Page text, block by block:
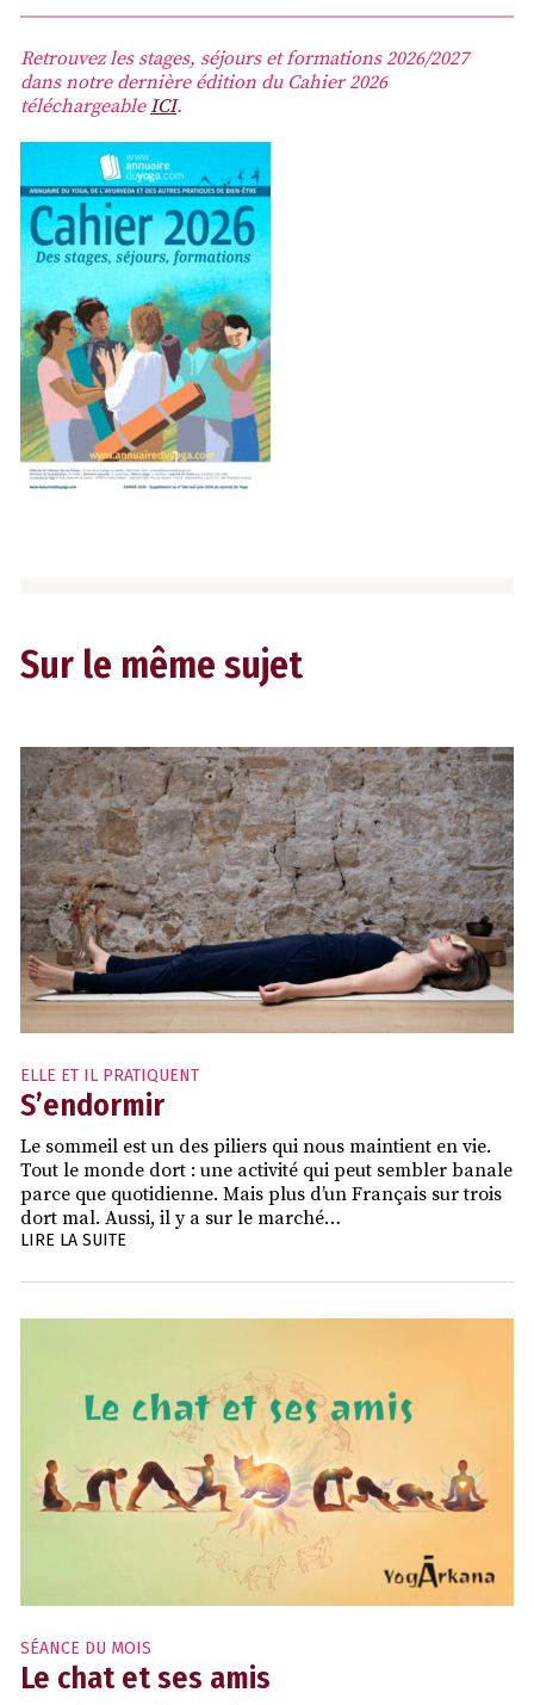
Retrouvez les stages, séjours et formations 2026/2027
dans notre dernière édition du Cahier 2026
téléchargeableICI.
Sur le même sujet
ELLE ET IL PRATIQUENT
S’endormir
Le sommeil est un des piliers qui nous maintient en vie.
Tout le monde dort : une activité qui peut sembler banale
parce que quotidienne. Mais plus d’un Français sur trois
dort mal. Aussi, il y a sur le marché…
LIRE LA SUITE
SÉANCE DU MOIS
Le chat et ses amis